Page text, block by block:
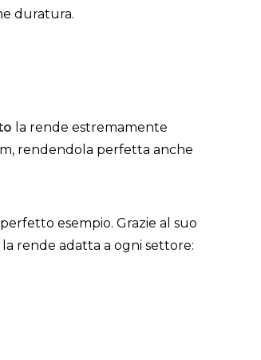
duratura.
la rende estremamente
rendendola perfetta anche
esempio. Grazie al suo
rende adatta a ogni settore: